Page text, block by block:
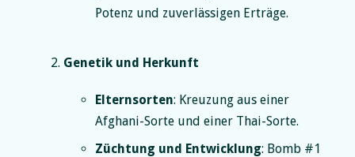
Potenz und zuverlässigen Erträge.
Genetik und Herkunft
Elternsorten: Kreuzung aus einer
Afghani-Sorte und einer Thai-Sorte.
Züchtung und Entwicklung: Bomb #1